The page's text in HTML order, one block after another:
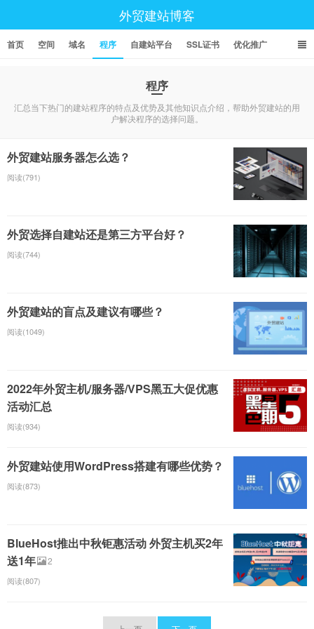
外贸建站博客
首页 空间 域名 程序 自建站平台 SSL证书 优化推广
程序
汇总当下热门的建站程序的特点及优势及其他知识点介绍，帮助外贸建站的用
户解决程序的选择问题。
外贸建站服务器怎么选？
阅读(791)
外贸选择自建站还是第三方平台好？
阅读(744)
外贸建站的盲点及建议有哪些？
阅读(1049)
2022年外贸主机/服务器/VPS黑五大促优惠
活动汇总
阅读(934)
外贸建站使用WordPress搭建有哪些优势？
阅读(873)
BlueHost推出中秋钜惠活动 外贸主机买2年
送1年
2
阅读(807)